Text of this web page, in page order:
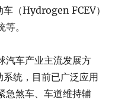
车（Hydrogen FCEV）
。
汽车产业主流发展方
统，目前已广泛应用
急煞车、车道维持辅